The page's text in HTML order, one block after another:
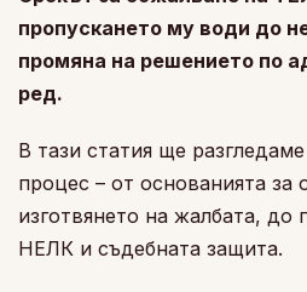
пропускането му води до
промяна на решението по
ред.
В тази статия ще
процес – от основанията за
изготвянето на жалбата, до
НЕЛК и съдебната защита.